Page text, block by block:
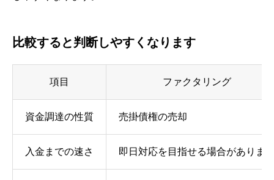
比較すると判断しやすくなります
項目 ファクタリング
資金調達の性質 売掛債権の売却
入金までの速さ 即日対応を目指せる場合がありま